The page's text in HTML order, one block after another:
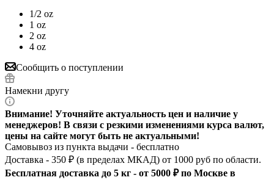
1/2 oz
1 oz
2 oz
4 oz
Сообщить о поступлении
Намекни другу
Внимание! Уточняйте актуальность цен и наличие у
менеджеров! В связи с резкими изменениями курса валют,
цены на сайте могут быть не актуальными!
Самовывоз из пункта выдачи - бесплатно
Доставка - 350 ₽ (в пределах МКАД) от 1000 руб по области.
Бесплатная доставка до 5 кг - от 5000 ₽ по Москве в